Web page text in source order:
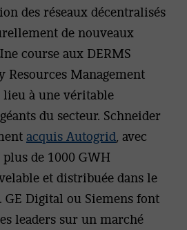
des réseaux décentralisés
de nouveaux
course aux DERMS
Resources Management
lieu à une véritable
du secteur. Schneider
acquis Autogrid , avec
de 1000 GWH
et distribuée dans le
GE Digital ou Siemens font
leaders sur un marché